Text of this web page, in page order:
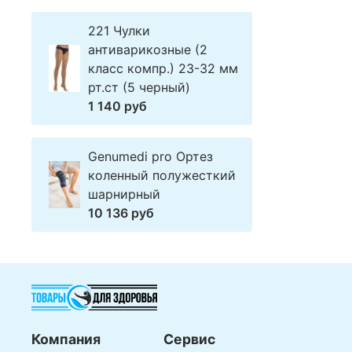
221 Чулки
антиварикозные (2
класс компр.) 23-32 мм
рт.ст (5 черный)
1 140 руб
Genumedi pro Ортез
коленный полужесткий
шарнирный
10 136 руб
Компания Сервис